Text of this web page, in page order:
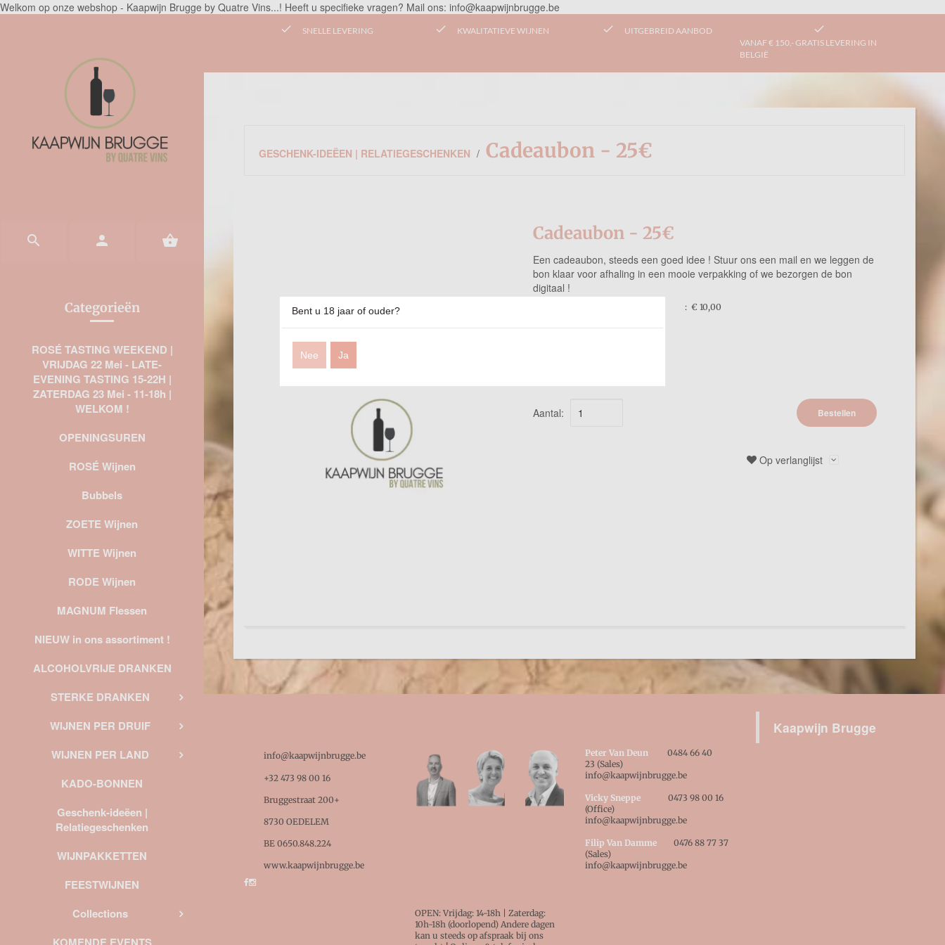
Welkom op onze webshop - Kaapwijn Brugge by Quatre Vins...! Heeft u specifieke vragen? Mail ons: info@kaapwijnbrugge.be
  
Categorieën
ROSÉ TASTING WEEKEND |
VRIJDAG 22 Mei - LATE-
EVENING TASTING 15-22H |
ZATERDAG 23 Mei - 11-18h |
WELKOM !
OPENINGSUREN
ROSÉ Wijnen
Bubbels
ZOETE Wijnen
WITTE Wijnen
RODE Wijnen
MAGNUM Flessen
NIEUW in ons assortiment !
ALCOHOLVRIJE DRANKEN
STERKE DRANKEN
WIJNEN PER DRUIF
WIJNEN PER LAND
KADO-BONNEN
Geschenk-ideëen |
Relatiegeschenken
WIJNPAKKETTEN
FEESTWIJNEN
Collections
check SNELLE LEVERING check KWALITATIEVE WIJNEN check UITGEBREID AANBOD check
VANAF € 150,- GRATIS LEVERING IN
BELGIË
GESCHENK-IDEËEN | RELATIEGESCHENKEN / Cadeaubon - 25€
Cadeaubon - 25€
Een cadeaubon, steeds een goed idee ! Stuur ons een mail en we leggen de
bon klaar voor afhaling in een mooie verpakking of we bezorgen de bon
digitaal !
: € 10,00
Aantal: Bestellen
Op verlanglijst
info@kaapwijnbrugge.be
+32 473 98 00 16
Bruggestraat 200+
8730 OEDELEM
BE 0650.848.224
www.kaapwijnbrugge.be
OPEN: Vrijdag: 14-18h | Zaterdag:
10h-18h (doorlopend) Andere dagen
kan u steeds op afspraak bij ons
Peter Van Deun 0484 66 40
23 (Sales)
info@kaapwijnbrugge.be
Vicky Sneppe
0473 98 00 16
(Office)
info@kaapwijnbrugge.be
Filip Van Damme
0476 88 77 37
(Sales)
info@kaapwijnbrugge.be
Kaapwijn Brugge
Bent u 18 jaar of ouder?
Nee Ja